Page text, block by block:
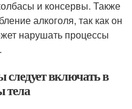
и консервы. Также
алкоголя, так как он
нарушать процессы
включать в
тела